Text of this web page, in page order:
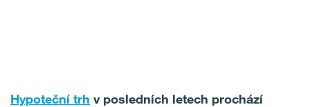
Hypoteční trh v posledních letech prochází